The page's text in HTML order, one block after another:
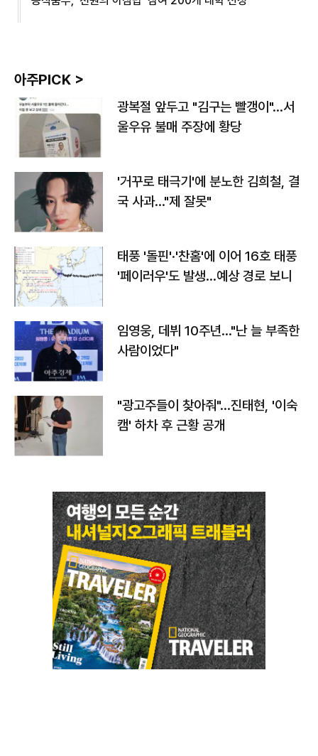
아주PICK >
광복절 앞두고 "김구는 빨갱이"…서
울우유 불매 주장에 황당
'거꾸로 태극기'에 분노한 김희철, 결
국 사과…"제 잘못"
태풍 '돌핀'·'찬홈'에 이어 16호 태풍
'페이러우'도 발생…예상 경로 보니
임영웅, 데뷔 10주년…"난 늘 부족한
사람이었다"
"광고주들이 찾아줘"…진태현, '이숙
캠' 하차 후 근황 공개